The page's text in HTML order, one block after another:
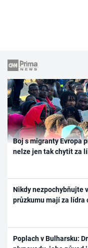
Boj s migranty Evropa
nelze jen tak chytit za
Nikdy nezpochybňujte
průzkumu mají za lídra
Poplach v Bulharsku: